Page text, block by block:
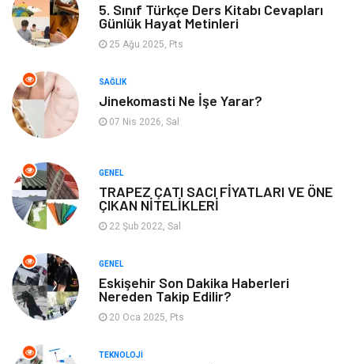
Emlak Kültür Sanat
Aksesuar
Bebek Giyim Tarih
5. Sınıf Türkçe Ders Kitabı Cevapları
Günlük Hayat Metinleri
25 Ağu 2025, Pts
SAĞLIK
Jinekomasti Ne İşe Yarar?
07 Nis 2026, Sal
GENEL
TRAPEZ ÇATI SACI FİYATLARI VE ÖNE
ÇIKAN NİTELİKLERİ
22 Şub 2022, Sal
GENEL
Eskişehir Son Dakika Haberleri
Nereden Takip Edilir?
20 Oca 2025, Pts
TEKNOLOJI